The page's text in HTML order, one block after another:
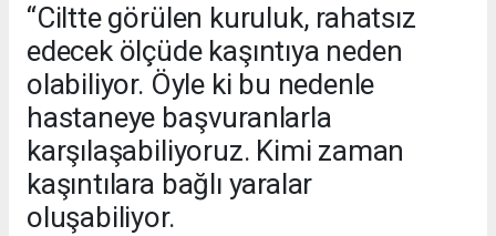
“Ciltte görülen kuruluk, rahatsız
edecek ölçüde kaşıntıya neden
olabiliyor. Öyle ki bu nedenle
hastaneye başvuranlarla
karşılaşabiliyoruz. Kimi zaman
kaşıntılara bağlı yaralar
oluşabiliyor.